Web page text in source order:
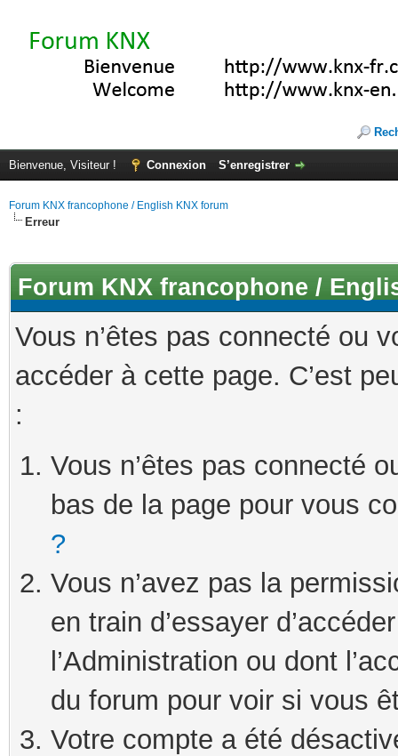
Bienvenue, Visiteur ! Connexion S’enregistrer
Forum KNX francophone / English KNX forum
Erreur
Forum KNX francophone /
Vous n’êtes pas connecté ou
accéder à cette page. C’est
:
Vous n’êtes pas connecté
bas de la page pour vous
?
Vous n’avez pas la
en train d’essayer
l’Administration ou dont
du forum pour voir si vous
Votre compte a été